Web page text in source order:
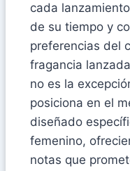
cada
de su tiempo y
preferencias del
fragancia
no es la
posiciona en el
diseñado
femenino,
notas que